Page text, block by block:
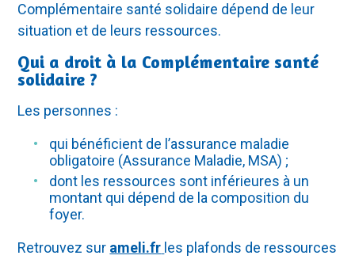
Complémentaire santé solidaire dépend de leur
situation et de leurs ressources.
Qui a droit à la Complémentaire santé
solidaire ?
Les personnes :
qui bénéficient de l’assurance maladie
obligatoire (Assurance Maladie, MSA) ;
dont les ressources sont inférieures à un
montant qui dépend de la composition du
foyer.
Retrouvez sur ameli.fr les plafonds de ressources